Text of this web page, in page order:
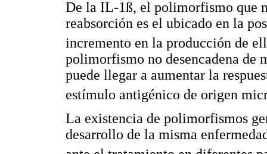
De la IL-1ß, el polimorfismo que
reabsorción es el ubicado en la
incremento en la producción de
polimorfismo no desencadena de
puede llegar a aumentar la
estímulo antigénico de origen
La existencia de polimorfismos
desarrollo de la misma